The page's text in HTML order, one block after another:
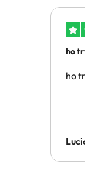
ho
ho
Lucia